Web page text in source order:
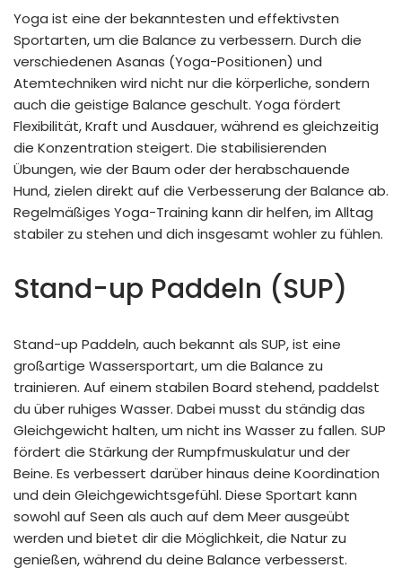
Yoga ist eine der bekanntesten und effektivsten
Sportarten, um die Balance zu verbessern. Durch die
verschiedenen Asanas (Yoga-Positionen) und
Atemtechniken wird nicht nur die körperliche, sondern
auch die geistige Balance geschult. Yoga fördert
Flexibilität, Kraft und Ausdauer, während es gleichzeitig
die Konzentration steigert. Die stabilisierenden
Übungen, wie der Baum oder der herabschauende
Hund, zielen direkt auf die Verbesserung der Balance ab.
Regelmäßiges Yoga-Training kann dir helfen, im Alltag
stabiler zu stehen und dich insgesamt wohler zu fühlen.
Stand-up Paddeln (SUP)
Stand-up Paddeln, auch bekannt als SUP, ist eine
großartige Wassersportart, um die Balance zu
trainieren. Auf einem stabilen Board stehend, paddelst
du über ruhiges Wasser. Dabei musst du ständig das
Gleichgewicht halten, um nicht ins Wasser zu fallen. SUP
fördert die Stärkung der Rumpfmuskulatur und der
Beine. Es verbessert darüber hinaus deine Koordination
und dein Gleichgewichtsgefühl. Diese Sportart kann
sowohl auf Seen als auch auf dem Meer ausgeübt
werden und bietet dir die Möglichkeit, die Natur zu
genießen, während du deine Balance verbesserst.